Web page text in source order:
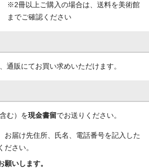
※2冊以上ご購入の場合は、送料を美術館
までご確認ください
通販にてお買い求めいただけます。
む）を現金書留でお送りください。
お届け先住所、氏名、電話番号を記入した
ださい。
願いします。